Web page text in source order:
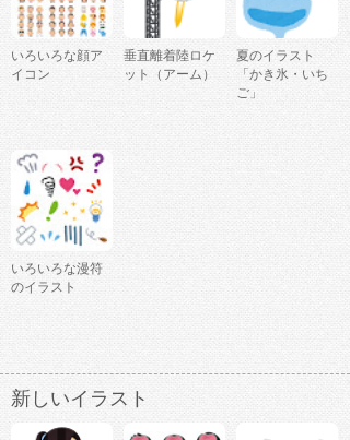
いろいろな顔ア
イコン
垂直離着陸ロケ
ット（アーム）
夏のイラスト
「かき氷・いち
ご」
いろいろな漫符
のイラスト
新しいイラスト